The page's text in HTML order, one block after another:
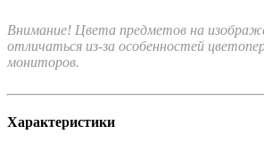
Внимание! Цвета предметов на
отличаться из-за особенностей
мониторов.
Характеристики